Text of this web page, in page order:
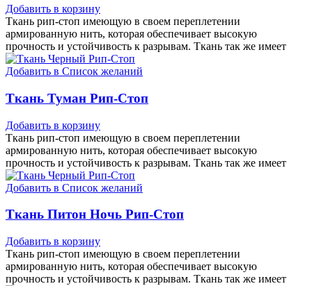
Добавить в корзину
Ткань рип-стоп имеющую в своем переплетении
армированную нить, которая обеспечивает высокую
прочность и устойчивость к разрывам. Ткань так же имеет
Добавить в Список желаний
Ткань Туман Рип-Стоп
Добавить в корзину
Ткань рип-стоп имеющую в своем переплетении
армированную нить, которая обеспечивает высокую
прочность и устойчивость к разрывам. Ткань так же имеет
Добавить в Список желаний
Ткань Питон Ночь Рип-Стоп
Добавить в корзину
Ткань рип-стоп имеющую в своем переплетении
армированную нить, которая обеспечивает высокую
прочность и устойчивость к разрывам. Ткань так же имеет